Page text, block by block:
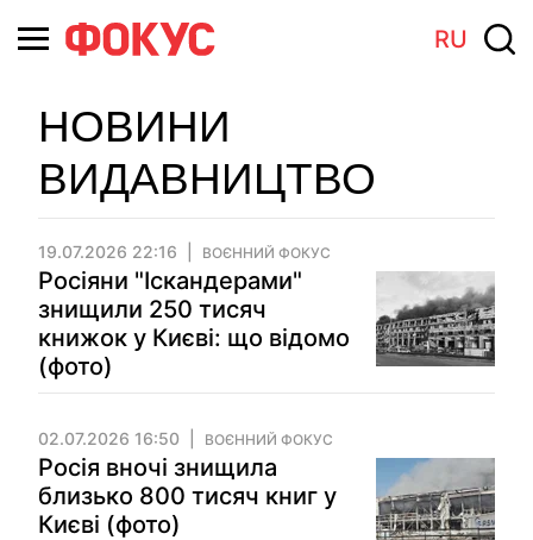
RU
НОВИНИ
ВИДАВНИЦТВО
19.07.2026 22:16 ВОЄННИЙ ФОКУС
Росіяни "Іскандерами"
знищили 250 тисяч
книжок у Києві: що відомо
(фото)
02.07.2026 16:50 ВОЄННИЙ ФОКУС
Росія вночі знищила
близько 800 тисяч книг у
Києві (фото)